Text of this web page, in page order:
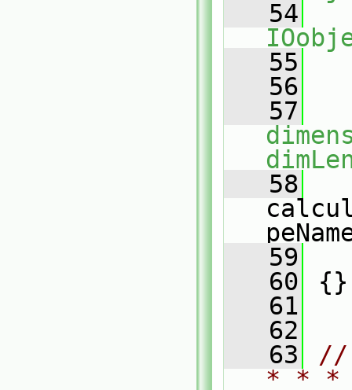
   54
   55
   56
   57
   58
   59
   60
{}
   61
   62
   63
//
* * *